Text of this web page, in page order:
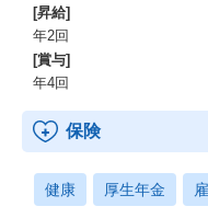
[昇給]
年2回
[賞与]
年4回
保険
健康 厚生年金